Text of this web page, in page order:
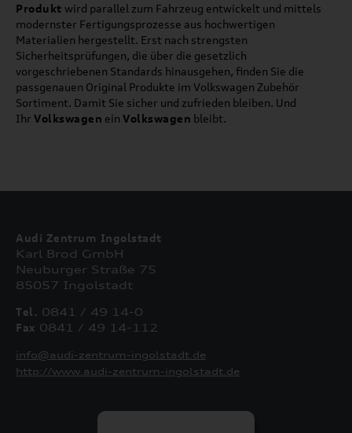
Produkt wird parallel zum Fahrzeug entwickelt und mittels
modernster Fertigungsprozesse aus hochwertigen
Materialien hergestellt. Erst nach strengsten
Sicherheitsprüfungen, die über die gesetzlich
vorgeschriebenen Standards hinausgehen, finden Sie die
passgenauen Original Produkte im Volkswagen Zubehör
Sortiment. Damit Sie sicher und zufrieden bleiben. Und
Ihr Volkswagen ein Volkswagen bleibt.
Audi Zentrum Ingolstadt
Karl Brod GmbH
Neuburger Straße 75
85057 Ingolstadt
Tel. 0841 / 49 14-0
Fax 0841 / 49 14-112
info@audi-zentrum-ingolstadt.de
http://www.audi-zentrum-ingolstadt.de